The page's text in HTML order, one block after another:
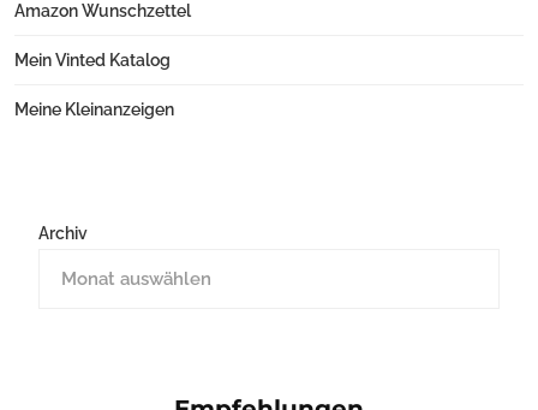
Amazon Wunschzettel
Mein Vinted Katalog
Meine Kleinanzeigen
Archiv